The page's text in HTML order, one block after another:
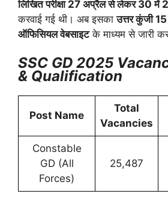
लिखित परीक्षा 27 अप्रैल से लेकर 30 में
करवाई गई थी। अब इसकाउत्तर कुंजी
ऑफिसियल वेबसाइटके माध्यम से जारी कर
SSC GD 2025
& Qualification
Post Name
Total
Vacancies
Constable
GD (All
Forces)
25,487